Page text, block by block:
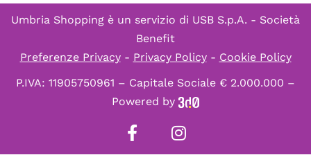
Umbria Shopping è un servizio di USB S.p.A. - Società
Benefit
Preferenze Privacy- Privacy Policy- Cookie Policy
P.IVA: 11905750961 – Capitale Sociale € 2.000.000 –
Powered by